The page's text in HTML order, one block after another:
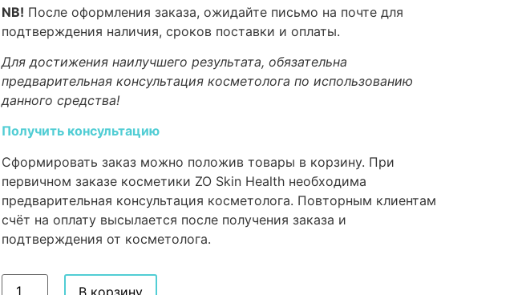
NB! После оформления заказа, ожидайте письмо на почте для
подтверждения наличия, сроков поставки и оплаты.
Для достижения наилучшего результата, обязательна
предварительная консультация косметолога по использованию
данного средства!
Получить консультацию
Сформировать заказ можно положив товары в корзину. При
первичном заказе косметики ZO Skin Health необходима
предварительная консультация косметолога. Повторным клиентам
счёт на оплату высылается после получения заказа и
подтверждения от косметолога.
В корзину